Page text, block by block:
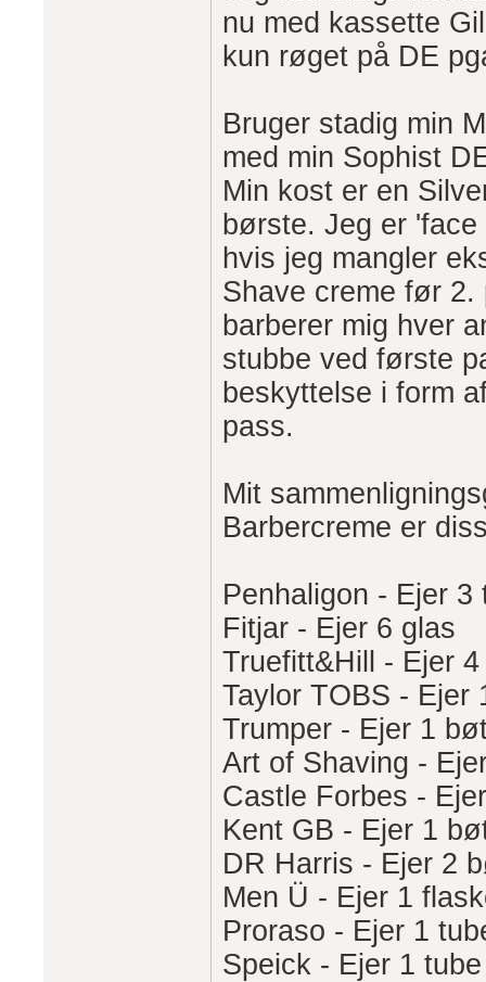
nu med kassette
kun røget på DE
Bruger stadig min
med min Sophist
Min kost er en
børste. Jeg er
hvis jeg mangler
Shave creme før
barberer mig hver
stubbe ved første
beskyttelse i form
pass.
Mit
Barbercreme er
Penhaligon - Ejer 3
Fitjar - Ejer 6 glas
Truefitt&Hill - Ejer
Taylor TOBS - Ejer
Trumper - Ejer 1
Art of Shaving -
Castle Forbes -
Kent GB - Ejer 1
DR Harris - Ejer 2
Men Ü - Ejer 1
Proraso - Ejer 1
Speick - Ejer 1 tube